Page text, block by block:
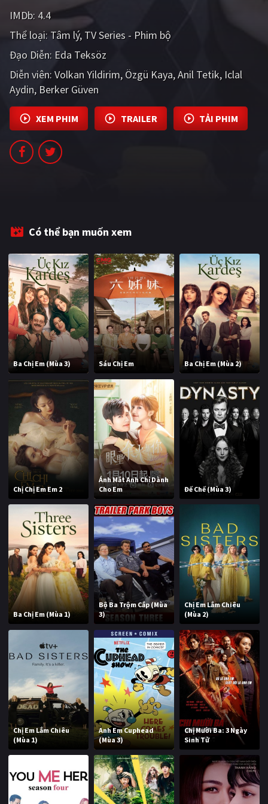
PHIM MỚI
PHIM BỘ
PHIM LẺ
PHIM CHIẾU RẠP
TUYỂN TẬP PHIM
BLOG
IMDb: 4.4
Thể loại: Tâm lý TV Series - Phim bộ
Đạo Diễn: Eda Teksöz
Diễn viên: Volkan Yildirim Özgü Kaya Anil Tetik Iclal
Aydin Berker Güven
XEM PHIM TRAILER TẢI PHIM
Có thể bạn muốn xem
Ba Chị Em (Mùa 3) Sáu Chị Em Ba Chị Em (Mùa 2)
Chị Chị Em Em 2
Ánh Mắt Anh Chỉ Dành
Cho Em
Đế Chế (Mùa 3)
Ba Chị Em (Mùa 1)
Bộ Ba Trộm Cắp (Mùa
3)
Chị Em Lắm Chiêu
(Mùa 2)
Chị Em Lắm Chiêu
(Mùa 1)
Anh Em Cuphead
(Mùa 3)
Chị Mười Ba: 3 Ngày
Sinh Tử